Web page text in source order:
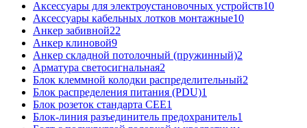
Аксессуары для электроустановочных устройств10
Аксессуары кабельных лотков монтажные10
Анкер забивной22
Анкер клиновой9
Анкер складной потолочный (пружинный)2
Арматура светосигнальная2
Блок клеммной колодки распределительный2
Блок распределения питания (PDU)1
Блок розеток стандарта CEE1
Блок-линия разъединитель предохранитель1